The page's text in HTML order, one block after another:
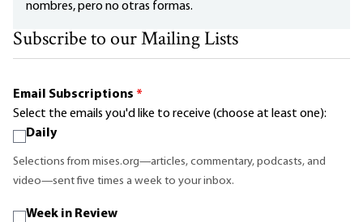
nombres, pero no otras formas.
Subscribe to our Mailing Lists
Email Subscriptions *
Select the emails you'd like to receive (choose at least one):
Daily
Selections from mises.org—articles, commentary, podcasts, and
video—sent five times a week to your inbox.
Week in Review